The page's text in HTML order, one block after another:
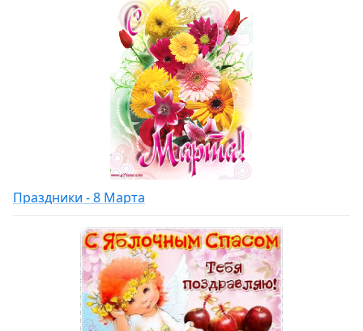
Праздники - 8 Марта